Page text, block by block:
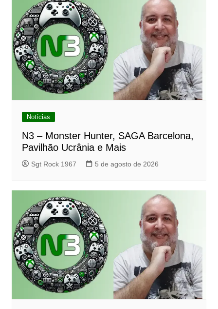
Notícias
N3 – Monster Hunter, SAGA Barcelona,
Pavilhão Ucrânia e Mais
Sgt Rock 1967 5 de agosto de 2026